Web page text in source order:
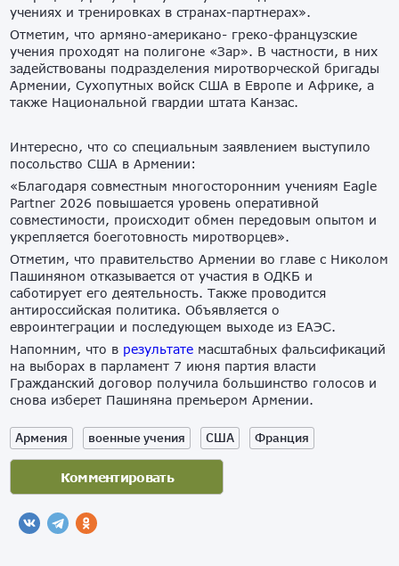
учениях и тренировках в странах-партнерах».
Отметим, что армяно-американо- греко-французские
учения проходят на полигоне «Зар». В частности, в них
задействованы подразделения миротворческой бригады
Армении, Сухопутных войск США в Европе и Африке, а
также Национальной гвардии штата Канзас.
Интересно, что со специальным заявлением выступило
посольство США в Армении:
«Благодаря совместным многосторонним учениям Eagle
Partner 2026 повышается уровень оперативной
совместимости, происходит обмен передовым опытом и
укрепляется боеготовность миротворцев».
Отметим, что правительство Армении во главе с Николом
Пашиняном отказывается от участия в ОДКБ и
саботирует его деятельность. Также проводится
антироссийская политика. Объявляется о
евроинтеграции и последующем выходе из ЕАЭС.
Напомним, что в результате масштабных фальсификаций
на выборах в парламент 7 июня партия власти
Гражданский договор получила большинство голосов и
снова изберет Пашиняна премьером Армении.
Армения военные учения США Франция